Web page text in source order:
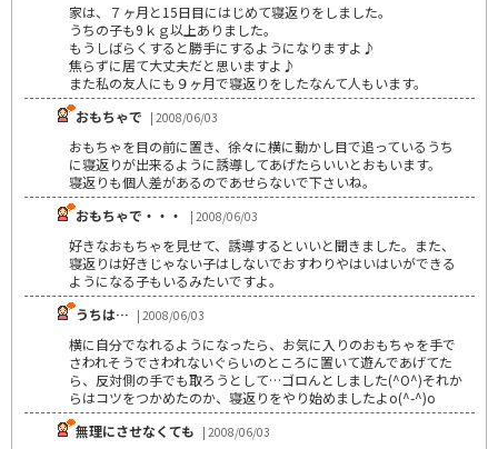
家は、７ヶ月と15日目にはじめて寝返りをしました。
うちの子も9ｋｇ以上ありました。
もうしばらくすると勝手にするようになりますよ♪
焦らずに居て大丈夫だと思いますよ♪
また私の友人にも９ヶ月で寝返りをしたなんて人もいます。
おもちゃで | 2008/06/03
おもちゃを目の前に置き、徐々に横に動かし目で追っているうち
に寝返りが出来るように誘導してあげたらいいとおもいます。
寝返りも個人差があるのであせらないで下さいね。
おもちゃで・・・
| 2008/06/03
好きなおもちゃを見せて、誘導するといいと聞きました。また、
寝返りは好きじゃない子はしないでおすわりやはいはいができる
ようになる子もいるみたいですよ。
うちは… | 2008/06/03
横に自分でなれるようになったら、お気に入りのおもちゃを手で
さわれそうでさわれないぐらいのところに置いて遊んであげてた
ら、反対側の手でも取ろうとして…ゴロんとしました(^O^)それか
らはコツをつかめたのか、寝返りをやり始めましたよo(^-^)o
無理にさせなくても | 2008/06/03